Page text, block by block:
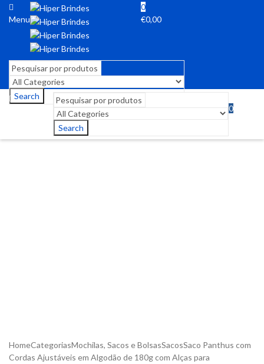
Menu
0
€0,00
Search
Search
0
HomeCategoriasMochilas, Sacos e BolsasSacosSaco Panthus com
Cordas Ajustáveis em Algodão de 180g com Alças para